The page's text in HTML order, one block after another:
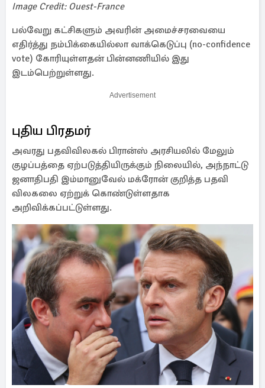
Image Credit: Ouest-France
பல்வேறு கட்சிகளும் அவரின் அமைச்சரவையை
எதிர்த்து நம்பிக்கையில்லா வாக்கெடுப்பு (no-confidence
vote) கோரியுள்ளதன் பின்னணியில் இது
இடம்பெற்றுள்ளது.
Advertisement
புதிய பிரதமர்
அவரது பதவிவிலகல் பிரான்ஸ் அரசியலில் மேலும்
குழப்பத்தை ஏற்படுத்தியிருக்கும் நிலையில், அந்நாட்டு
ஜனாதிபதி இம்மானுவேல் மக்ரோன் குறித்த பதவி
விலகலை ஏற்றுக் கொண்டுள்ளதாக
அறிவிக்கப்பட்டுள்ளது.